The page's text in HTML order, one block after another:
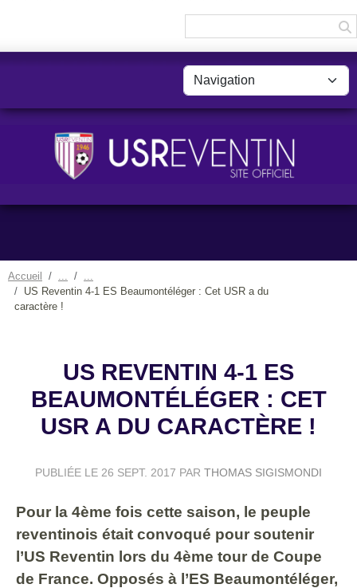
Accueil
US Reventin 4-1 ES Beaumontéléger : Cet USR a du
caractère !
US REVENTIN 4-1 ES
BEAUMONTÉLÉGER : CET
USR A DU CARACTÈRE !
PUBLIÉE LE 26 SEPT. 2017 PAR THOMAS SIGISMONDI
Pour la 4ème fois cette saison, le peuple
reventinois était convoqué pour soutenir
l’US Reventin lors du 4ème tour de Coupe
de France. Opposés à l’ES Beaumontéléger,